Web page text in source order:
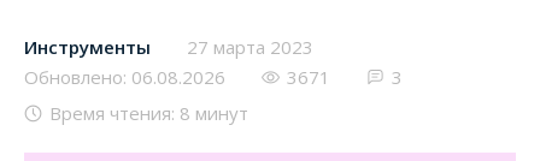
Инструменты
27 марта 2023
Обновлено: 06.08.2026
3671
3
Время чтения: 8 минут